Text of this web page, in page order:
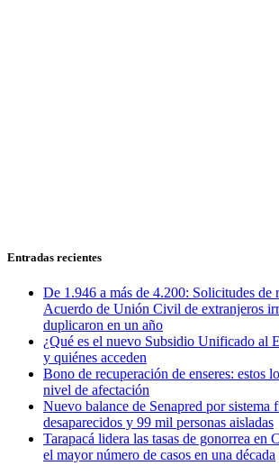
Entradas recientes
De 1.946 a más de 4.200: Solicitudes de
Acuerdo de Unión Civil de extranjeros
duplicaron en un año
¿Qué es el nuevo Subsidio Unificado al
y quiénes acceden
Bono de recuperación de enseres: estos
nivel de afectación
Nuevo balance de Senapred por sistema
desaparecidos y 99 mil personas aisladas
Tarapacá lidera las tasas de gonorrea en
el mayor número de casos en una década